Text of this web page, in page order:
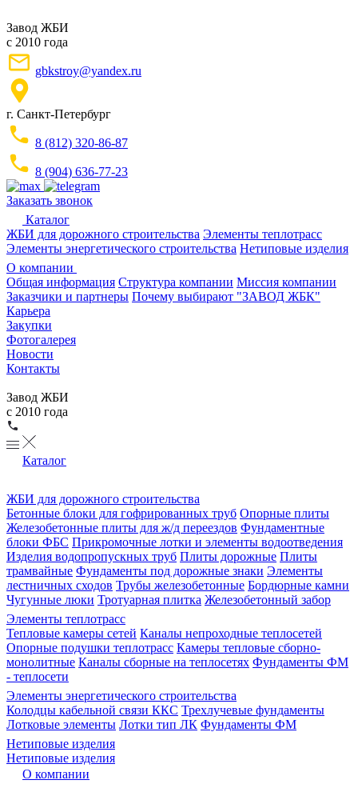
Завод ЖБИ
с 2010 года
gbkstroy@yandex.ru
г. Санкт-Петербург
8 (812) 320-86-87
8 (904) 636-77-23
Заказать звонок
Каталог
ЖБИ для дорожного строительства Элементы теплотрасс
Элементы энергетического строительства Нетиповые изделия
О компании
Общая информация Структура компании Миссия компании
Заказчики и партнеры Почему выбирают "ЗАВОД ЖБК"
Карьера
Закупки
Фотогалерея
Новости
Контакты
Завод ЖБИ
с 2010 года
Каталог
ЖБИ для дорожного строительства
Бетонные блоки для гофрированных труб Опорные плиты
Железобетонные плиты для ж/д переездов Фундаментные
блоки ФБС Прикромочные лотки и элементы водоотведения
Изделия водопропускных труб Плиты дорожные Плиты
трамвайные Фундаменты под дорожные знаки Элементы
лестничных сходов Трубы железобетонные Бордюрные камни
Чугунные люки Тротуарная плитка Железобетонный забор
Элементы теплотрасс
Тепловые камеры сетей Каналы непроходные теплосетей
Опорные подушки теплотрасс Камеры тепловые сборно-
монолитные Каналы сборные на теплосетях Фундаменты ФМ
- теплосети
Элементы энергетического строительства
Колодцы кабельной связи ККС Трехлучевые фундаменты
Лотковые элементы Лотки тип ЛК Фундаменты ФМ
Нетиповые изделия
Нетиповые изделия
О компании